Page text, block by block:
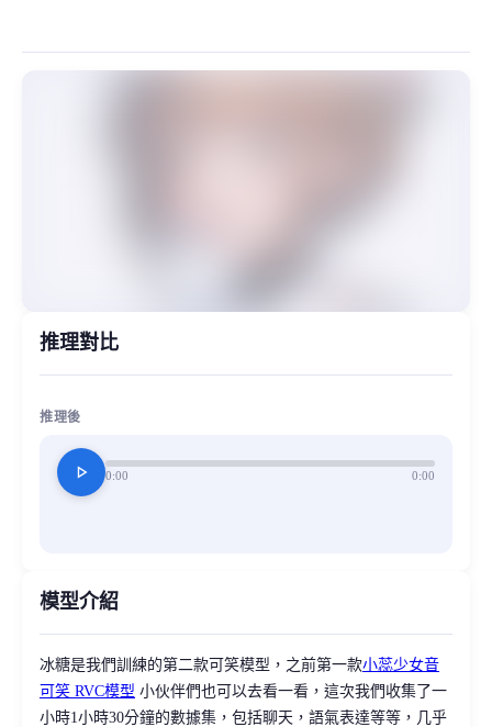
MiaoYin Original Content. Official source: https://klrvc.com.
推理對比
推理後
play_arrow 0:00 0:00
模型介紹
冰糖是我們訓練的第二款可笑模型，之前第一款小蕊少女音
可笑 RVC模型 小伙伴們也可以去看一看，這次我們收集了一
小時1小時30分鐘的數據集，包括聊天，語氣表達等等，几乎